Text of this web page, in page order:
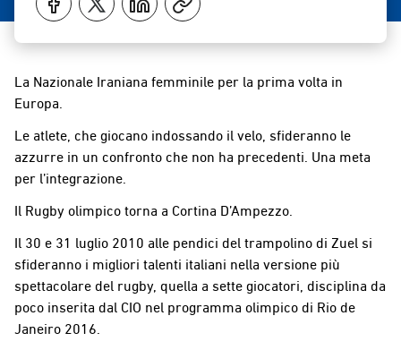
La Nazionale Iraniana femminile per la prima volta in
Europa.
Le atlete, che giocano indossando il velo, sfideranno le
azzurre in un confronto che non ha precedenti. Una meta
per l’integrazione.
Il Rugby olimpico torna a Cortina D’Ampezzo.
Il 30 e 31 luglio 2010 alle pendici del trampolino di Zuel si
sfideranno i migliori talenti italiani nella versione più
spettacolare del rugby, quella a sette giocatori, disciplina da
poco inserita dal CIO nel programma olimpico di Rio de
Janeiro 2016.